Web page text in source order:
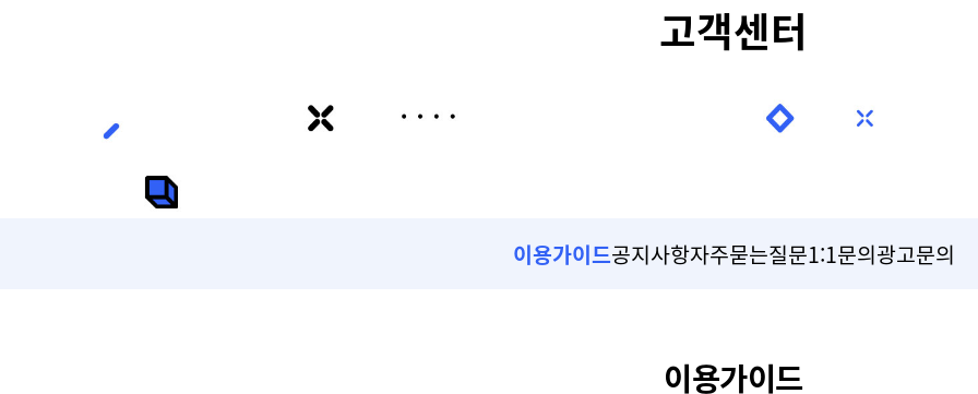
고객센터
이용가이드공지사항자주묻는질문1:1문의광고문의
이용가이드